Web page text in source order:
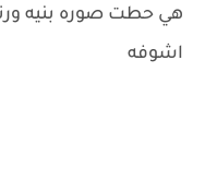
هي حطت صوره بنيه
اشوفه